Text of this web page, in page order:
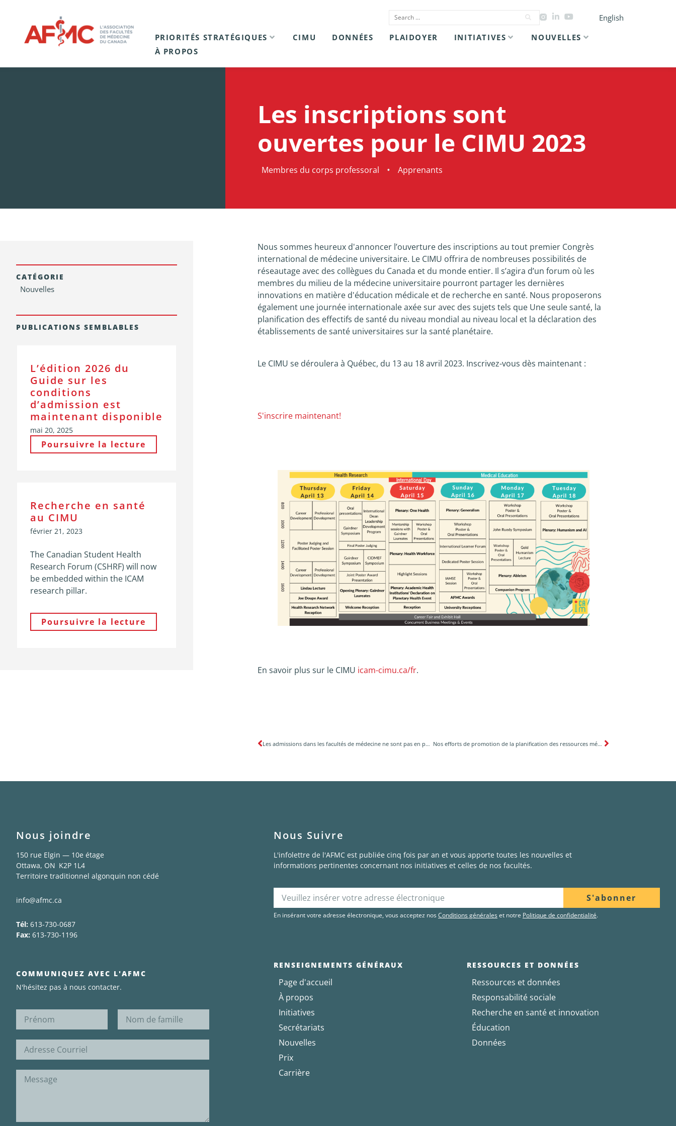
English
PRIORITÉS STRATÉGIQUES
CIMU DONNÉES PLAIDOYER INITIATIVES
NOUVELLES
À PROPOS
Les inscriptions sont
ouvertes pour le CIMU 2023
Membres du corps professoral • Apprenants
CATÉGORIE
Nouvelles
PUBLICATIONS SEMBLABLES
L’édition 2026 du
Guide sur les
conditions
d’admission est
maintenant disponible
mai 20, 2025
Poursuivre la lecture
Recherche en santé
au CIMU
février 21, 2023
The Canadian Student Health
Research Forum (CSHRF) will now
be embedded within the ICAM
research pillar.
Poursuivre la lecture
Nous sommes heureux d'annoncer l’ouverture des inscriptions au tout premier Congrès
international de médecine universitaire. Le CIMU offrira de nombreuses possibilités de
réseautage avec des collègues du Canada et du monde entier. Il s’agira d’un forum où les
membres du milieu de la médecine universitaire pourront partager les dernières
innovations en matière d'éducation médicale et de recherche en santé. Nous proposerons
également une journée internationale axée sur avec des sujets tels que Une seule santé, la
planification des effectifs de santé du niveau mondial au niveau local et la déclaration des
établissements de santé universitaires sur la santé planétaire.
Le CIMU se déroulera à Québec, du 13 au 18 avril 2023. Inscrivez-vous dès maintenant :
S'inscrire maintenant!
En savoir plus sur le CIMU icam-cimu.ca/fr.
Les admissions dans les facultés de médecine ne sont pas en phase avec la croissance démographique Nos efforts de promotion de la planification des ressources médicales
Nous joindre
150 rue Elgin — 10e étage
Ottawa, ON K2P 1L4
Territoire traditionnel algonquin non cédé
info@afmc.ca
Tél: 613-730-0687
Fax: 613-730-1196
COMMUNIQUEZ AVEC L'AFMC
N'hésitez pas à nous contacter.
Nous Suivre
L'infolettre de l'AFMC est publiée cinq fois par an et vous apporte toutes les nouvelles et
informations pertinentes concernant nos initiatives et celles de nos facultés.
S'abonner
En insérant votre adresse électronique, vous acceptez nosConditions généraleset notre Politique de confidentialité.
RENSEIGNEMENTS GÉNÉRAUX
Page d'accueil
À propos
Initiatives
Secrétariats
Nouvelles
Prix
Carrière
RESSOURCES ET DONNÉES
Ressources et données
Responsabilité sociale
Recherche en santé et innovation
Éducation
Données